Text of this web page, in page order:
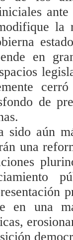
la
en
de
aún
una
en una